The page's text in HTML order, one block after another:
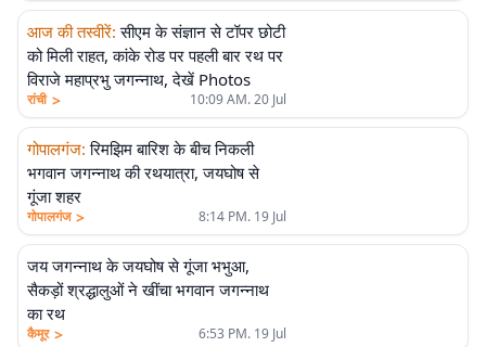
आज की तस्वीरें: सीएम के संज्ञान से टॉपर छोटी
को मिली राहत, कांके रोड पर पहली बार रथ पर
विराजे महाप्रभु जगन्नाथ, देखें Photos
रांची > 10:09 AM. 20 Jul
गोपालगंज: रिमझिम बारिश के बीच निकली
भगवान जगन्नाथ की रथयात्रा, जयघोष से
गूंजा शहर
गोपालगंज > 8:14 PM. 19 Jul
जय जगन्नाथ के जयघोष से गूंजा भभुआ,
सैकड़ों श्रद्धालुओं ने खींचा भगवान जगन्नाथ
का रथ
कैमूर > 6:53 PM. 19 Jul